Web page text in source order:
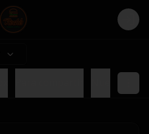
Login